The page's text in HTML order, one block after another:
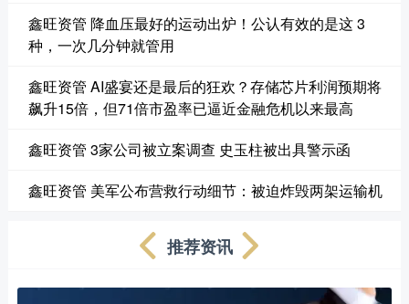
鑫旺资管 降血压最好的运动出炉！公认有效的是这 3
种，一次几分钟就管用
鑫旺资管 AI盛宴还是最后的狂欢？存储芯片利润预期将
飙升15倍，但71倍市盈率已逼近金融危机以来最高
鑫旺资管 3家公司被立案调查 史玉柱被出具警示函
鑫旺资管 美军公布营救行动细节：被迫炸毁两架运输机
推荐资讯